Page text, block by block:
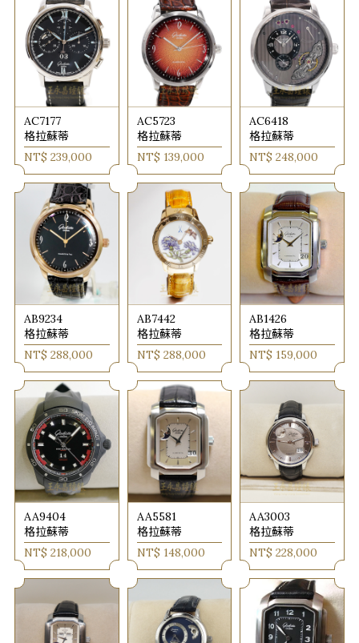
AC7177
格拉蘇蒂
NT$ 239,000
AC5723
格拉蘇蒂
NT$ 139,000
AC6418
格拉蘇蒂
NT$ 248,000
AB9234
格拉蘇蒂
NT$ 288,000
AB7442
格拉蘇蒂
NT$ 288,000
AB1426
格拉蘇蒂
NT$ 159,000
AA9404
格拉蘇蒂
NT$ 218,000
AA5581
格拉蘇蒂
NT$ 148,000
AA3003
格拉蘇蒂
NT$ 228,000